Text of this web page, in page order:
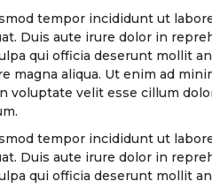
tempor incididunt ut
Duis aute irure dolor in
qui officia deserunt mollit
aliqua. Ut enim ad
velit esse cillum
tempor incididunt ut
Duis aute irure dolor in
qui officia deserunt mollit